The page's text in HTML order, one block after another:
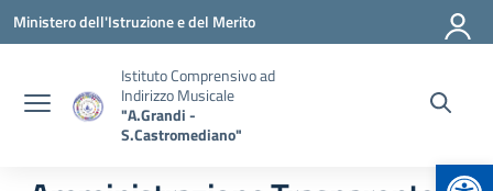
Vai ai contenuti
Vai al menu di navigazione
Vai al footer
Ministero dell'Istruzione e del Merito
Istituto Comprensivo ad
Indirizzo Musicale
"A.Grandi -
S.Castromediano"